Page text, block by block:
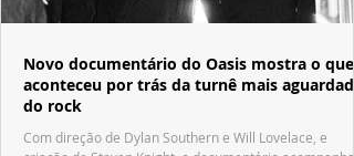
Novo documentário do Oasis mostra o que
aconteceu por trás da turnê mais aguardada
do rock
Com direção de Dylan Southern e Will Lovelace, e